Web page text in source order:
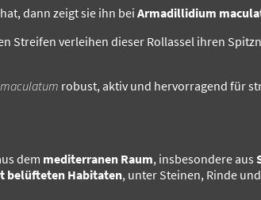
dann zeigt sie ihn bei Armadillidium
Streifen verleihen dieser Rollassel ihren
robust, aktiv und hervorragend für
dem mediterranen Raum, insbesondere aus
belüfteten Habitaten, unter Steinen, Rinde